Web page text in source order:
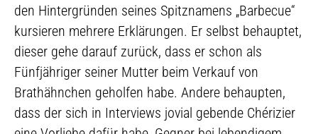
den Hintergründen seines Spitznamens „Barbecue“
kursieren mehrere Erklärungen. Er selbst behauptet,
dieser gehe darauf zurück, dass er schon als
Fünfjähriger seiner Mutter beim Verkauf von
Brathähnchen geholfen habe. Andere behaupten,
dass der sich in Interviews jovial gebende Chérizier